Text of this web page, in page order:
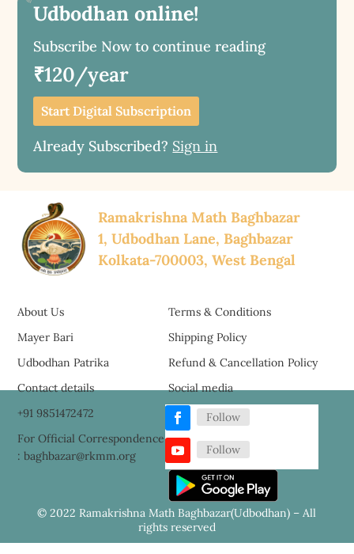
Udbodhan online!
Subscribe Now to continue reading
₹120/year
Start Digital Subscription
Already Subscribed? Sign in
Ramakrishna Math Baghbazar
1, Udbodhan Lane, Baghbazar
Kolkata-700003, West Bengal
About Us
Mayer Bari
Udbodhan Patrika
Terms & Conditions
Shipping Policy
Refund & Cancellation Policy
Contact details
+91 9851472472
For Official Correspondence
: baghbazar@rkmm.org
Social media
Follow
Follow
© 2022 Ramakrishna Math Baghbazar(Udbodhan) – All
rights reserved